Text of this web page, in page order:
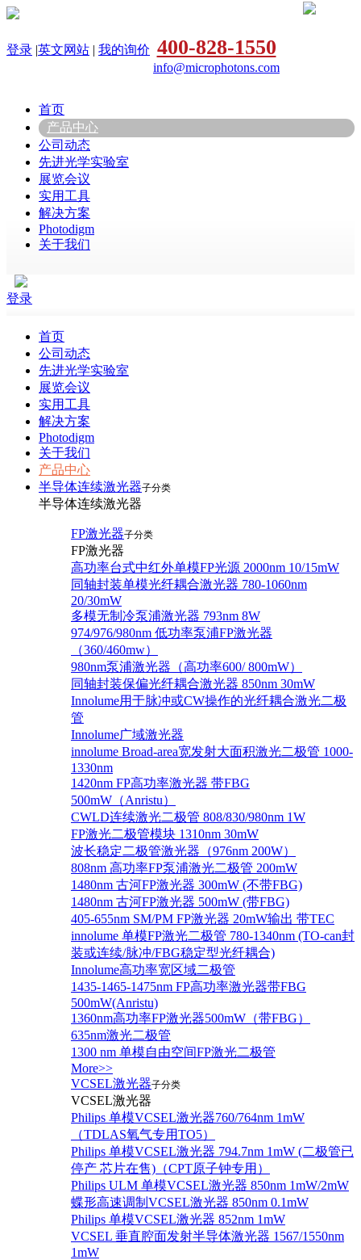
登录 |英文网站 | 我的询价 400-828-1550
info@microphotons.com
首页
产品中心
公司动态
先进光学实验室
展览会议
实用工具
解决方案
Photodigm
关于我们
登录
首页
公司动态
先进光学实验室
展览会议
实用工具
解决方案
Photodigm
关于我们
产品中心
半导体连续激光器子分类
半导体连续激光器
FP激光器子分类
FP激光器
高功率台式中红外单模FP光源 2000nm 10/15mW
同轴封装单模光纤耦合激光器 780-1060nm
20/30mW
多模无制冷泵浦激光器 793nm 8W
974/976/980nm 低功率泵浦FP激光器
（360/460mw）
980nm泵浦激光器（高功率600/ 800mW）
同轴封装保偏光纤耦合激光器 850nm 30mW
Innolume用于脉冲或CW操作的光纤耦合激光二极
管
Innolume广域激光器
innolume Broad-area宽发射大面积激光二极管 1000-
1330nm
1420nm FP高功率激光器 带FBG
500mW（Anristu）
CWLD连续激光二极管 808/830/980nm 1W
FP激光二极管模块 1310nm 30mW
波长稳定二极管激光器（976nm 200W）
808nm 高功率FP泵浦激光二极管 200mW
1480nm 古河FP激光器 300mW (不带FBG)
1480nm 古河FP激光器 500mW (带FBG)
405-655nm SM/PM FP激光器 20mW输出 带TEC
innolume 单模FP激光二极管 780-1340nm (TO-can封
装或连续/脉冲/FBG稳定型光纤耦合)
Innolume高功率宽区域二极管
1435-1465-1475nm FP高功率激光器带FBG
500mW(Anristu)
1360nm高功率FP激光器500mW（带FBG）
635nm激光二极管
1300 nm 单模自由空间FP激光二极管
More>>
VCSEL激光器子分类
VCSEL激光器
Philips 单模VCSEL激光器760/764nm 1mW
（TDLAS氧气专用TO5）
Philips 单模VCSEL激光器 794.7nm 1mW (二极管已
停产 芯片在售)（CPT原子钟专用）
Philips ULM 单模VCSEL激光器 850nm 1mW/2mW
蝶形高速调制VCSEL激光器 850nm 0.1mW
Philips 单模VCSEL激光器 852nm 1mW
VCSEL 垂直腔面发射半导体激光器 1567/1550nm
1mW